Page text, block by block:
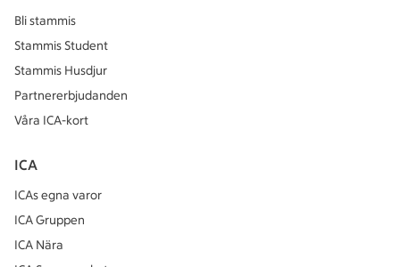
Bli stammis
Stammis Student
Stammis Husdjur
Partnererbjudanden
Våra ICA-kort
ICA
ICAs egna varor
ICA Gruppen
ICA Nära